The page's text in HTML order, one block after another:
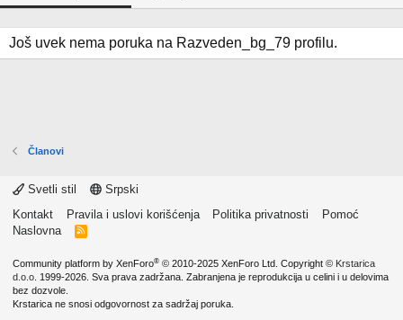
Još uvek nema poruka na Razveden_bg_79 profilu.
Članovi
Svetli stil
Srpski
Kontakt
Pravila i uslovi korišćenja Politika privatnosti
Pomoć
Naslovna
R
Community platform by XenForo® © 2010-2025 XenForo Ltd. Copyright © Krstarica
d.o.o. 1999-2026. Sva prava zadržana. Zabranjena je reprodukcija u celini i u delovima
bez dozvole.
Krstarica ne snosi odgovornost za sadržaj poruka.